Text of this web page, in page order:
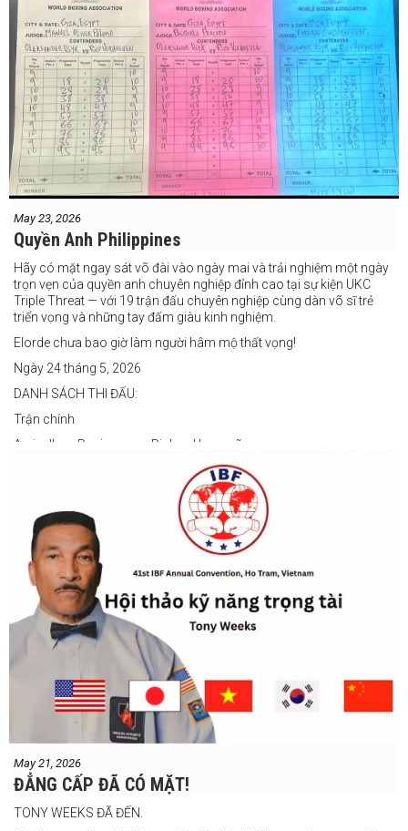
May 23, 2026
Quyền Anh Philippines
Hãy có mặt ngay sát võ đài vào ngày mai và trải nghiệm một ngày
trọn vẹn của quyền anh chuyên nghiệp đỉnh cao tại sự kiện UKC
Triple Threat — với 19 trận đấu chuyên nghiệp cùng dàn võ sĩ trẻ
triển vọng và những tay đấm giàu kinh nghiệm.
Elorde chưa bao giờ làm người hâm mộ thất vọng!
Ngày 24 tháng 5, 2026
DANH SÁCH THI ĐẤU:
Trận chính
Arvin Jhon Paciones vs Richard Laspoña
Zyvyr John Medecilo vs Tatsuro Nakashima
Junny Bugas vs Jeven Villacite
Claire Villarosa vs Felipe Tiempo
Các trận undercard
Jeff Santos vs Miller Alapormina
Yuga Ozaki vs Jonathan Refugio
Wesley Caga vs Sandy Volante
Ricson Hanginan vs Harry Omac
Salvador Gajana vs Wendel Babasol
Cherry Mae Rosas vs Charimae Salvador
Daniel Balois vs Sherwin Andes
May 21, 2026
ĐẲNG CẤP ĐÃ CÓ MẶT!
TONY WEEKS ĐÃ ĐẾN.